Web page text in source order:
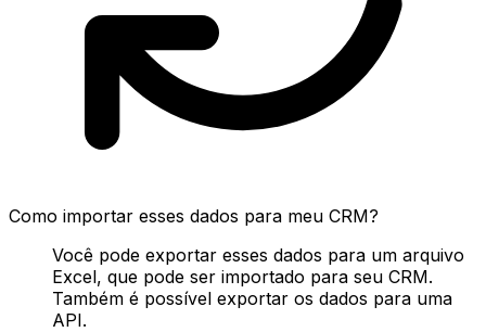
Como importar esses dados para meu CRM?
Você pode exportar esses dados para um arquivo
Excel, que pode ser importado para seu CRM.
Também é possível exportar os dados para uma
API.